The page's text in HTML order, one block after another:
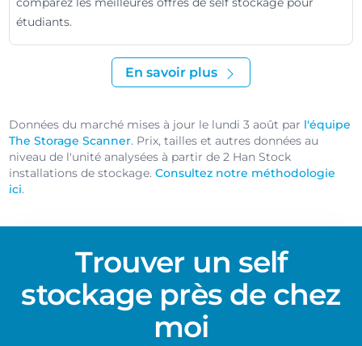
étudiants.
En savoir plus
Données du marché mises à jour le lundi 3 août par l'équipe
The Storage Scanner. Prix, tailles et autres données au
niveau de l'unité analysées à partir de 2 Han Stock
installations de stockage.Consultez notre méthodologie
ici.
Trouver un self
stockage près de chez
moi